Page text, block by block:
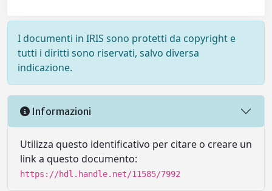
I documenti in IRIS sono protetti da copyright e
tutti i diritti sono riservati, salvo diversa
indicazione.
Informazioni
Utilizza questo identificativo per citare o creare un
link a questo documento:
https://hdl.handle.net/11585/7992